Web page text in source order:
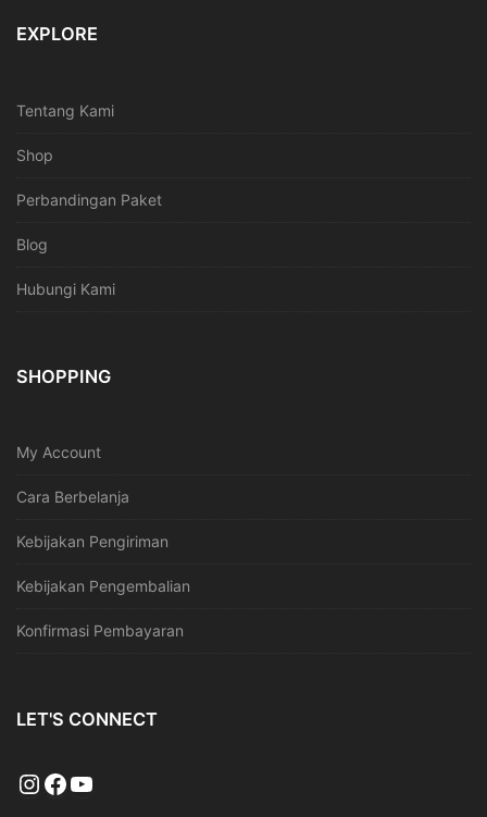
EXPLORE
Tentang Kami
Shop
Perbandingan Paket
Blog
Hubungi Kami
SHOPPING
My Account
Cara Berbelanja
Kebijakan Pengiriman
Kebijakan Pengembalian
Konfirmasi Pembayaran
LET'S CONNECT